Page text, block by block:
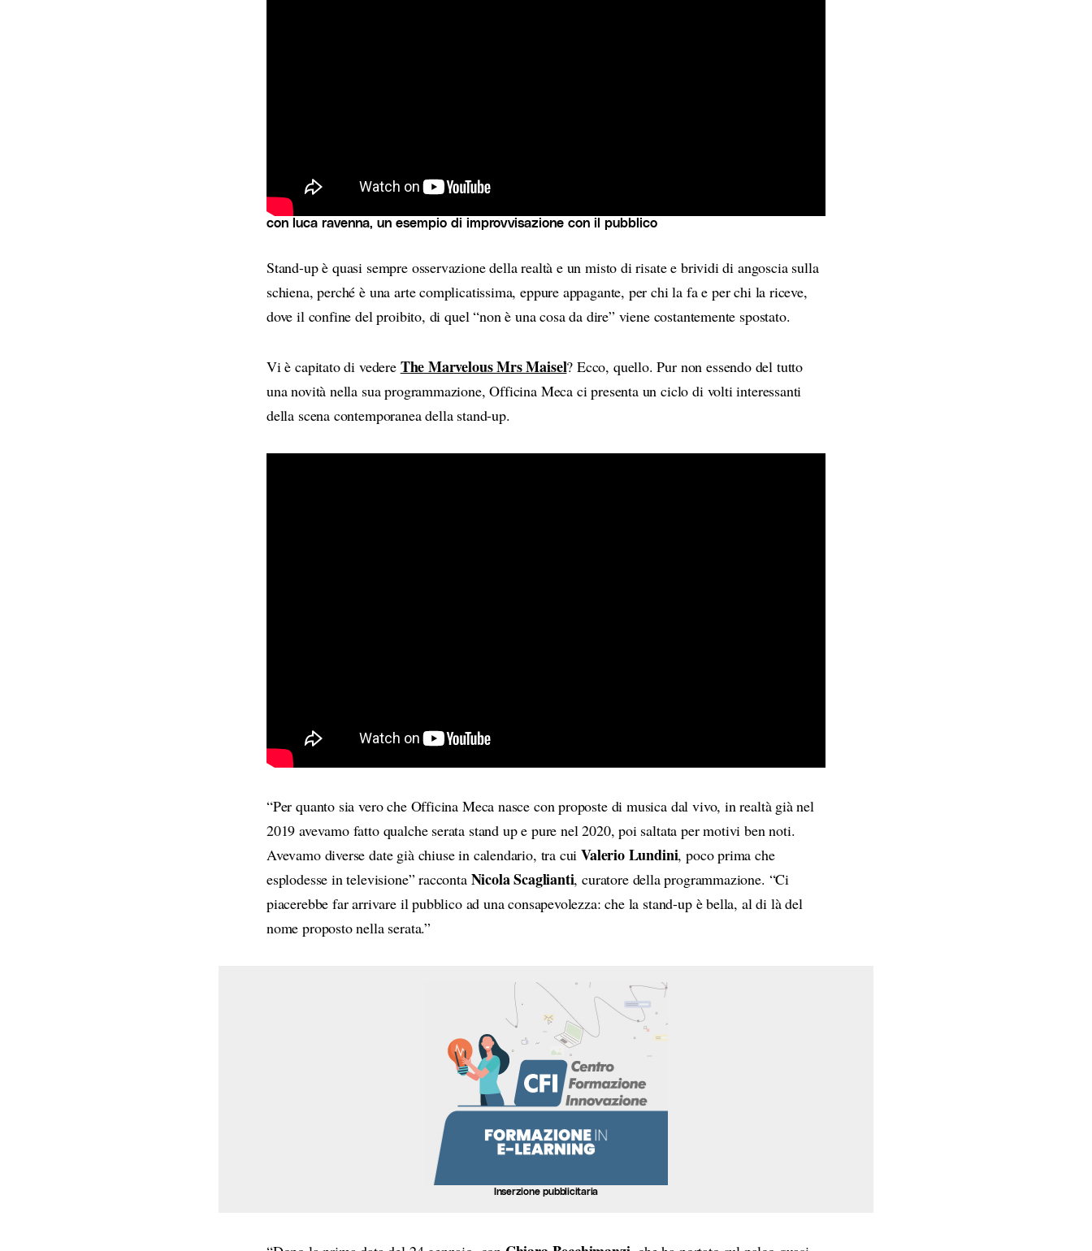
con luca ravenna, un esempio di improvvisazione con il pubblico
Stand-up è quasi sempre osservazione della realtà e un misto di risate e brividi di angoscia sulla
schiena, perché è una arte complicatissima, eppure appagante, per chi la fa e per chi la riceve,
dove il confine del proibito, di quel “non è una cosa da dire” viene costantemente spostato.
Vi è capitato di vedere The Marvelous Mrs Maisel? Ecco, quello. Pur non essendo del tutto
una novità nella sua programmazione, Officina Meca ci presenta un ciclo di volti interessanti
della scena contemporanea della stand-up.
“Per quanto sia vero che Officina Meca nasce con proposte di musica dal vivo, in realtà già nel
2019 avevamo fatto qualche serata stand up e pure nel 2020, poi saltata per motivi ben noti.
Avevamo diverse date già chiuse in calendario, tra cuiValerio Lundini, poco prima che
esplodesse in televisione” racconta Nicola Scaglianti, curatore della programmazione. “Ci
piacerebbe far arrivare il pubblico ad una consapevolezza: che la stand-up è bella, al di là del
nome proposto nella serata.”
Inserzione pubblicitaria